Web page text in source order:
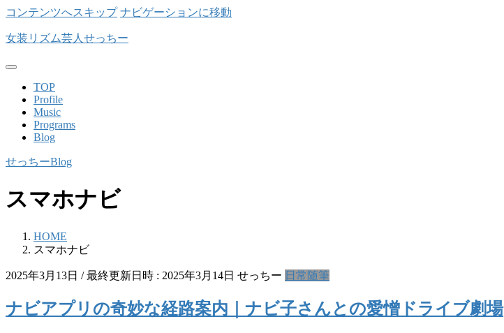
コンテンツへスキップ ナビゲーションに移動
女装リズム芸人せっちー
TOP
Profile
Music
Programs
Blog
せっちーBlog
スマホナビ
HOME
スマホナビ
2025年3月13日 / 最終更新日時 : 2025年3月14日 せっちー 日常 随筆
ナビアプリの奇妙な経路案内｜ナビ子さんとの愛憎ドライブ劇場